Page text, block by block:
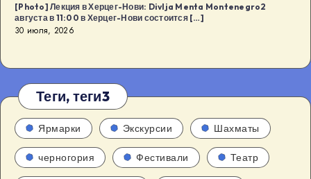
[Photo] Лекция в Херцег-Нови: Divlja Menta Montenegro2
августа в 11:00 в Херцег-Нови состоится […]
30 июля, 2026
Теги, теги3
Ярмарки Экскурсии Шахматы
черногория Фестивали Театр